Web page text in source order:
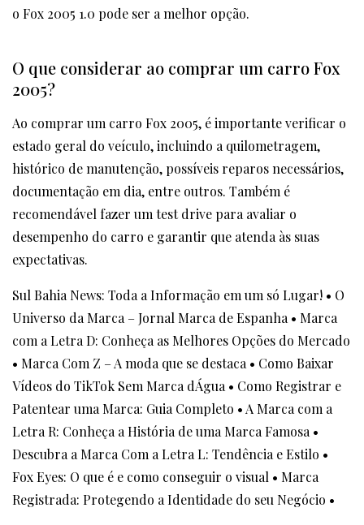
o Fox 2005 1.0 pode ser a melhor opção.
O que considerar ao comprar um carro Fox
2005?
Ao comprar um carro Fox 2005, é importante verificar o
estado geral do veículo, incluindo a quilometragem,
histórico de manutenção, possíveis reparos necessários,
documentação em dia, entre outros. Também é
recomendável fazer um test drive para avaliar o
desempenho do carro e garantir que atenda às suas
expectativas.
Sul Bahia News: Toda a Informação em um só Lugar! • O
Universo da Marca – Jornal Marca de Espanha • Marca
com a Letra D: Conheça as Melhores Opções do Mercado
• Marca Com Z – A moda que se destaca • Como Baixar
Vídeos do TikTok Sem Marca dÁgua • Como Registrar e
Patentear uma Marca: Guia Completo • A Marca com a
Letra R: Conheça a História de uma Marca Famosa •
Descubra a Marca Com a Letra L: Tendência e Estilo •
Fox Eyes: O que é e como conseguir o visual • Marca
Registrada: Protegendo a Identidade do seu Negócio •